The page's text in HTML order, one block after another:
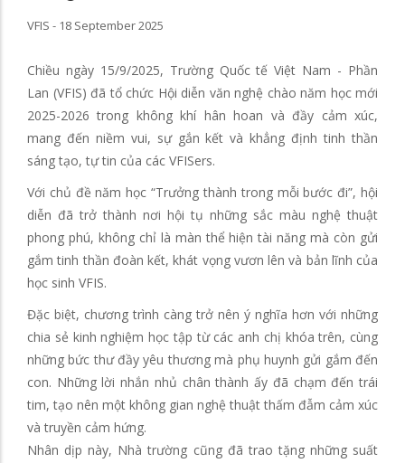
VFIS - 18 September 2025
Chiều ngày 15/9/2025, Trường Quốc tế Việt Nam - Phần
Lan (VFIS) đã tổ chức Hội diễn văn nghệ chào năm học mới
2025-2026 trong không khí hân hoan và đầy cảm xúc,
mang đến niềm vui, sự gắn kết và khẳng định tinh thần
sáng tạo, tự tin của các VFISers.
Với chủ đề năm học “Trưởng thành trong mỗi bước đi”, hội
diễn đã trở thành nơi hội tụ những sắc màu nghệ thuật
phong phú, không chỉ là màn thể hiện tài năng mà còn gửi
gắm tinh thần đoàn kết, khát vọng vươn lên và bản lĩnh của
học sinh VFIS.
Đặc biệt, chương trình càng trở nên ý nghĩa hơn với những
chia sẻ kinh nghiệm học tập từ các anh chị khóa trên, cùng
những bức thư đầy yêu thương mà phụ huynh gửi gắm đến
con. Những lời nhắn nhủ chân thành ấy đã chạm đến trái
tim, tạo nên một không gian nghệ thuật thấm đẫm cảm xúc
và truyền cảm hứng.
Nhân dịp này, Nhà trường cũng đã trao tặng những suất